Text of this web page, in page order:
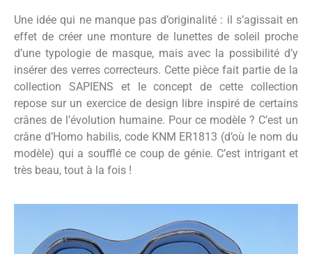
Une idée qui ne manque pas d’originalité : il s’agissait en
effet de créer une monture de lunettes de soleil proche
d’une typologie de masque, mais avec la possibilité d’y
insérer des verres correcteurs. Cette pièce fait partie de la
collection SAPIENS et le concept de cette collection
repose sur un exercice de design libre inspiré de certains
crânes de l’évolution humaine. Pour ce modèle ? C’est un
crâne d’Homo habilis, code KNM ER1813 (d’où le nom du
modèle) qui a soufflé ce coup de génie. C’est intrigant et
très beau, tout à la fois !